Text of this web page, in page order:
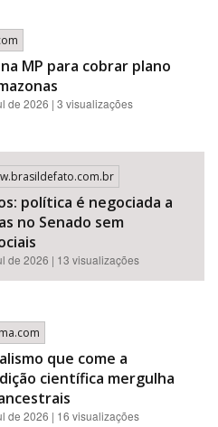
MP para cobrar plano
de 2026 | 3 visualizações
política é negociada a
no Senado sem
de 2026 | 13 visualizações
que come a
científica mergulha
de 2026 | 16 visualizações